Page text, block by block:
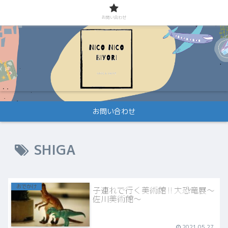
お問い合わせ
SHIGA
おでかけ 子連れで行く美術館‼︎大恐竜展〜
佐川美術館〜
お問い合わせ